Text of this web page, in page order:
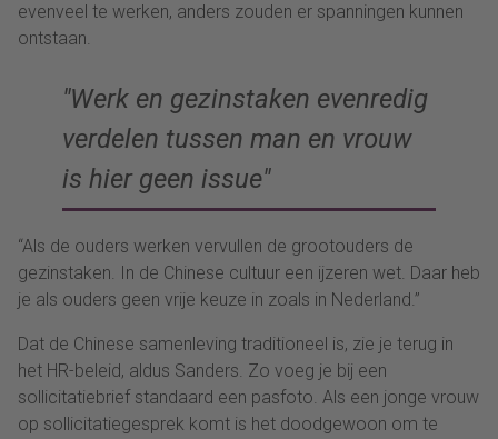
evenveel te werken, anders zouden er spanningen kunnen
ontstaan.
Werk en gezinstaken evenredig
verdelen tussen man en vrouw
is hier geen issue
“Als de ouders werken vervullen de grootouders de
gezinstaken. In de Chinese cultuur een ijzeren wet. Daar heb
je als ouders geen vrije keuze in zoals in Nederland.”
Dat de Chinese samenleving traditioneel is, zie je terug in
het HR-beleid, aldus Sanders. Zo voeg je bij een
sollicitatiebrief standaard een pasfoto. Als een jonge vrouw
op sollicitatiegesprek komt is het doodgewoon om te